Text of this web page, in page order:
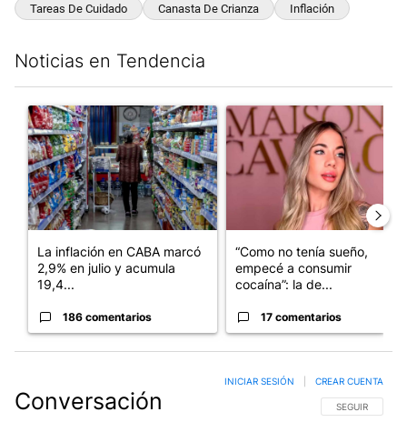
Tareas De Cuidado Canasta De Crianza Inflación
Noticias en Tendencia
Un artículo de tendencia con el título "La inflación en CABA
La inflación en CABA marcó
2,9% en julio y acumula
19,4...
186 comentarios
Un artículo de tendencia con
“Como no tenía sueño,
empecé a consumir
cocaína”: la de...
17 comentarios
Conversación SIGA ESTA
SEGUIR
INICIAR SESIÓN CREAR CUENTA